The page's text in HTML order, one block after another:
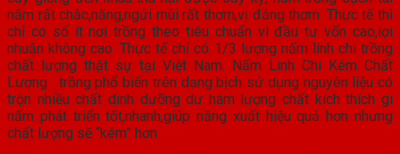
nấm rất chắc,nặng,ngửi mùi rất thơm,vị đắng thơm. Thực tế thì
chỉ có số ít nơi trồng theo tiêu chuẩn vì đầu tư vốn cao,lợi
nhuận không cao. Thực tế chỉ có 1/3 lượng nấm linh chi trồng
chất lượng thật sự tại Việt Nam. Nấm Linh Chi Kém Chất
Lượng : trồng phổ biến trên dạng bịch sử dụng nguyên liệu có
trộn nhiều chất dinh dưỡng dư hàm lượng chất kích thích gi
nấm phát triển tốt,nhanh,giúp năng xuất hiệu quả hơn nhưng
chất lượng sẽ “kém” hơn .